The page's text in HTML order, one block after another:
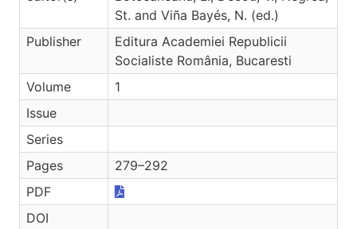
St. and Viña Bayés, N. (ed.)
Publisher
Editura Academiei Republicii
Socialiste România, Bucaresti
Volume
1
Issue
Series
Pages
279–292
PDF
DOI